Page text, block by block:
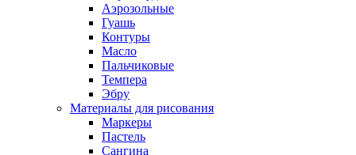
Аэрозольные
Гуашь
Контуры
Масло
Пальчиковые
Темпера
Эбру
Материалы для рисования
Маркеры
Пастель
Сангина